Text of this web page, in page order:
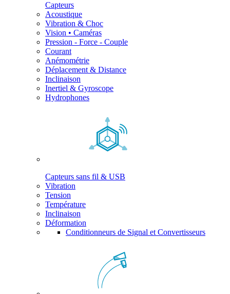
Capteurs
Acoustique
Vibration & Choc
Vision • Caméras
Pression - Force - Couple
Courant
Anémométrie
Déplacement & Distance
Inclinaison
Inertiel & Gyroscope
Hydrophones
Capteurs sans fil & USB
Vibration
Tension
Température
Inclinaison
Déformation
Conditionneurs de Signal et Convertisseurs